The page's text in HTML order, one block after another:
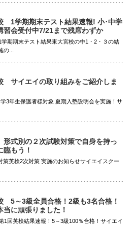
1学期期末テスト結果速報! 小･中学
習会受付中7/21まで残席わずか
学期期末テスト結果東大宮校の中1・2・３の結
...
サイエイの取り組みをご紹介しま
3年生保護者様対象 夏期入塾説明会を実施！サ
式別の２次試験対策で自身を持っ
臨もう！
策英検2次対策 実施のお知らせサイエイスクー
5～3級全員合格！2級も3名合格！
当に頑張りました！
1回英検結果速報！5～3級100％合格！サイエイ